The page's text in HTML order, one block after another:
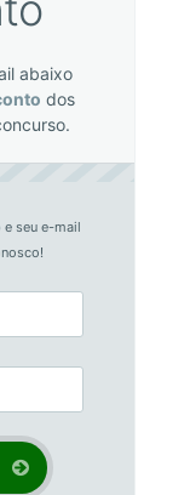
abaixo
dos
e seu e-mail